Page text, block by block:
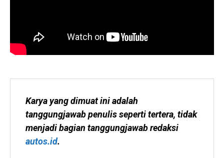
Karya yang dimuat ini adalah
tanggungjawab penulis seperti tertera, tidak
autos.id.